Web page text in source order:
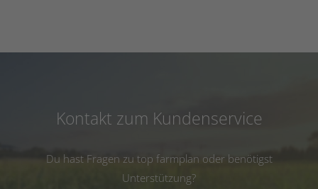
Kontakt zum Kundenservice
Du hast Fragen zu top farmplan oder benötigst
Unterstützung?